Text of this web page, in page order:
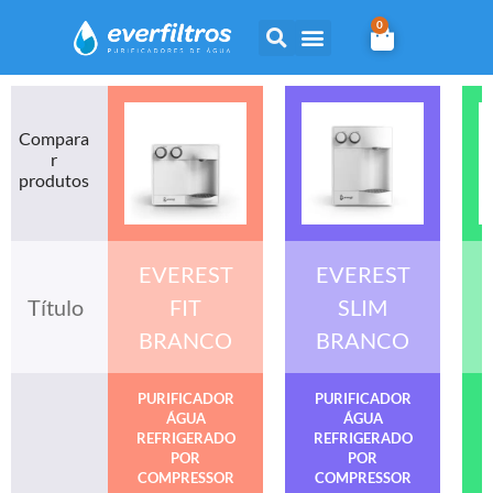
0
Compara
r
produtos
Título
EVEREST
FIT
BRANCO
EVEREST
SLIM
BRANCO
PURIFICADOR
ÁGUA
REFRIGERADO
POR
COMPRESSOR
PURIFICADOR
ÁGUA
REFRIGERADO
POR
COMPRESSOR